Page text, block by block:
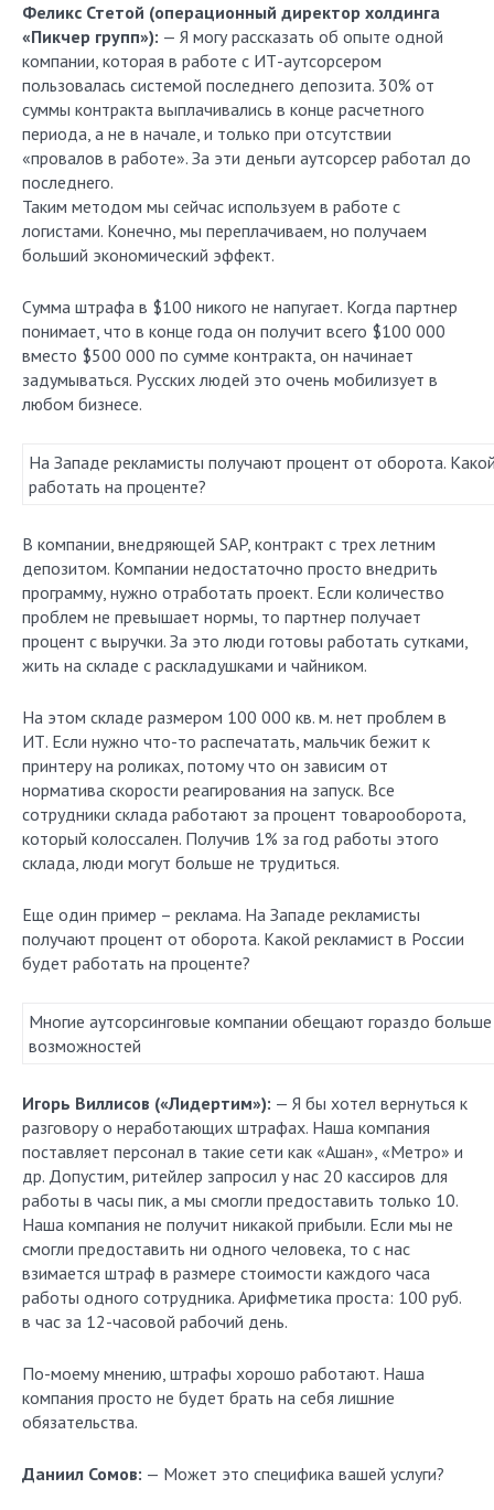
Феликс Стетой (операционный директор холдинга
«Пикчер групп»): — Я могу рассказать об опыте одной
компании, которая в работе с ИТ-аутсорсером
пользовалась системой последнего депозита. 30% от
суммы контракта выплачивались в конце расчетного
периода, а не в начале, и только при отсутствии
«провалов в работе». За эти деньги аутсорсер работал до
последнего.
Таким методом мы сейчас используем в работе с
логистами. Конечно, мы переплачиваем, но получаем
больший экономический эффект.
Сумма штрафа в $100 никого не напугает. Когда партнер
понимает, что в конце года он получит всего $100 000
вместо $500 000 по сумме контракта, он начинает
задумываться. Русских людей это очень мобилизует в
любом бизнесе.
На Западе рекламисты получают процент от оборота.
работать на проценте?
В компании, внедряющей SAP, контракт с трех летним
депозитом. Компании недостаточно просто внедрить
программу, нужно отработать проект. Если количество
проблем не превышает нормы, то партнер получает
процент с выручки. За это люди готовы работать сутками,
жить на складе с раскладушками и чайником.
На этом складе размером 100 000 кв. м. нет проблем в
ИТ. Если нужно что-то распечатать, мальчик бежит к
принтеру на роликах, потому что он зависим от
норматива скорости реагирования на запуск. Все
сотрудники склада работают за процент товарооборота,
который колоссален. Получив 1% за год работы этого
склада, люди могут больше не трудиться.
Еще один пример – реклама. На Западе рекламисты
получают процент от оборота. Какой рекламист в России
будет работать на проценте?
Многие аутсорсинговые компании обещают гораздо
возможностей
Игорь Виллисов («Лидертим»): — Я бы хотел вернуться к
разговору о неработающих штрафах. Наша компания
поставляет персонал в такие сети как «Ашан», «Метро» и
др. Допустим, ритейлер запросил у нас 20 кассиров для
работы в часы пик, а мы смогли предоставить только 10.
Наша компания не получит никакой прибыли. Если мы не
смогли предоставить ни одного человека, то с нас
взимается штраф в размере стоимости каждого часа
работы одного сотрудника. Арифметика проста: 100 руб.
в час за 12-часовой рабочий день.
По-моему мнению, штрафы хорошо работают. Наша
компания просто не будет брать на себя лишние
обязательства.
Даниил Сомов: — Может это специфика вашей услуги?